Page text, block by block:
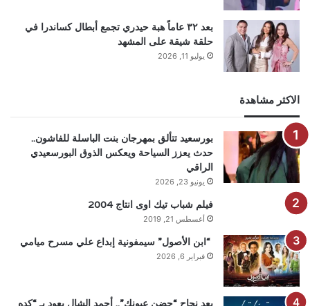
بعد ٣٢ عاماً هبة حيدري تجمع أبطال كساندرا في
حلقة شيقة على المشهد
يوليو 11, 2026
الاكثر مشاهدة
بورسعيد تتألق بمهرجان بنت الباسلة للفاشون..
حدث يعزز السياحة ويعكس الذوق البورسعيدي
الراقي
يونيو 23, 2026
فيلم شباب تيك اوى انتاج 2004
أغسطس 21, 2019
“ابن الأصول” سيمفونية إبداع علي مسرح ميامي
فبراير 6, 2026
بعد نجاح “حضن عيونك”.. أحمد الشال يعود بـ “كده